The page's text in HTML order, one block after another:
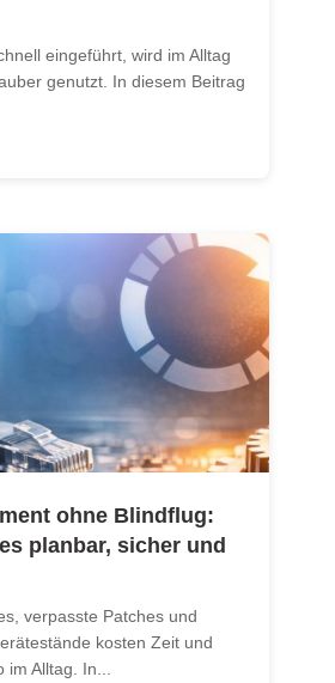
eingeführt, wird im Alltag
genutzt. In diesem Beitrag
ohne Blindflug:
planbar, sicher und
verpasste Patches und
kosten Zeit und
Alltag. In...